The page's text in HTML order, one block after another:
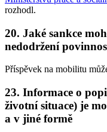
rozhodl.
20. Jaké sankce
nedodržení
Příspěvek na mobilitu
23. Informace o
životní situace) je
a v jiné formě